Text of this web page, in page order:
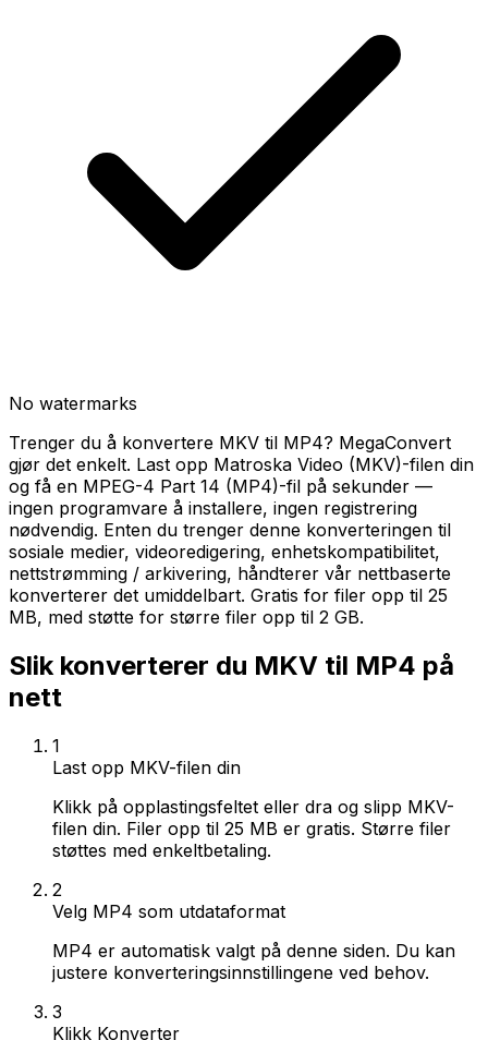
No watermarks
Trenger du å konvertere MKV til MP4? MegaConvert
gjør det enkelt. Last opp Matroska Video (MKV)-filen din
og få en MPEG-4 Part 14 (MP4)-fil på sekunder —
ingen programvare å installere, ingen registrering
nødvendig. Enten du trenger denne konverteringen til
sosiale medier, videoredigering, enhetskompatibilitet,
nettstrømming / arkivering, håndterer vår nettbaserte
konverterer det umiddelbart. Gratis for filer opp til 25
MB, med støtte for større filer opp til 2 GB.
Slik konverterer du MKV til MP4 på
nett
1
Last opp MKV-filen din
Klikk på opplastingsfeltet eller dra og slipp MKV-
filen din. Filer opp til 25 MB er gratis. Større filer
støttes med enkeltbetaling.
2
Velg MP4 som utdataformat
MP4 er automatisk valgt på denne siden. Du kan
justere konverteringsinnstillingene ved behov.
3
Klikk Konverter